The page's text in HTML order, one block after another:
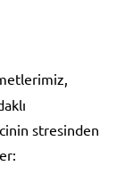
stresinden